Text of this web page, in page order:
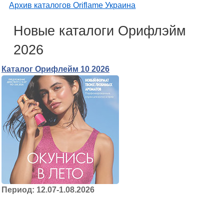
Архив каталогов Oriflame Украина
Новые каталоги Орифлэйм
2026
Каталог Орифлейм 10 2026
Период: 12.07-1.08.2026